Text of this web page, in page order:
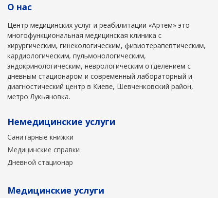
О нас
Центр медицинских услуг и реабилитации «Артем» это
многофункциональная медицинская клиника с
хирургическим, гинекологическим, физиотерапевтическим,
кардиологическим, пульмонологическим,
эндокринологическим, неврологическим отделением с
дневным стационаром и современный лабораторный и
диагностический центр в Киеве, Шевченковский район,
метро Лукьяновка.
Немедицинские услуги
Санитарные книжки
Медицинские справки
Дневной стационар
Медицинские услуги